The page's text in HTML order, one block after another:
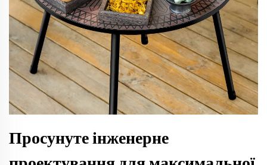
Просунуте інженерне